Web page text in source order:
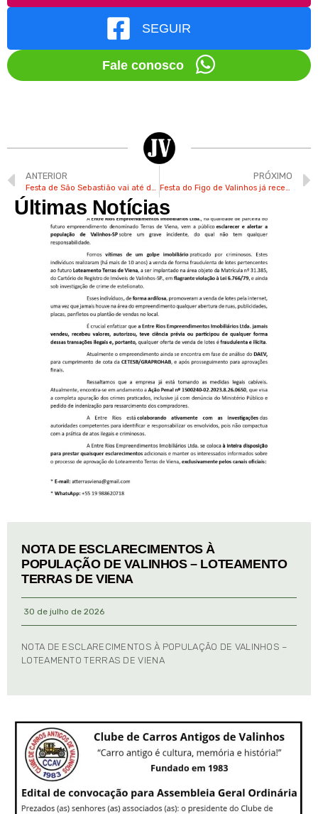
SEGUIR
Fale conosco
ANTERIOR
Festa de São Sebastião vai até domingo com muita música e show de prêmios em Valinhos
PRÓXIMO
Festa do Figo de Valinhos já recebeu 77 excursões com turistas
Últimas Notícias
NOTA DE ESCLARECIMENTOS À
POPULAÇÃO DE VALINHOS – LOTEAMENTO
TERRAS DE VIENA
30 de julho de 2026
NOTA DE ESCLARECIMENTOS À POPULAÇÃO DE VALINHOS –
LOTEAMENTO TERRAS DE VIENA